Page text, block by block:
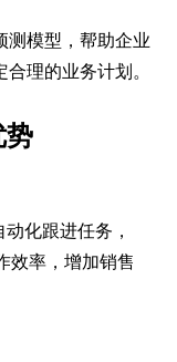
测模型，帮助企业
理的业务计划。
势
化跟进任务，
效率，增加销售